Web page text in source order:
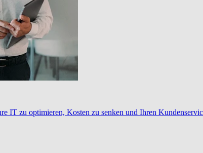
IT zu optimieren, Kosten zu senken und Ihren